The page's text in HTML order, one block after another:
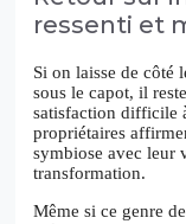
ressenti et
Si on laisse de côté
sous le capot, il
satisfaction difficile
propriétaires
symbiose avec leur
transformation.
Même si ce genre